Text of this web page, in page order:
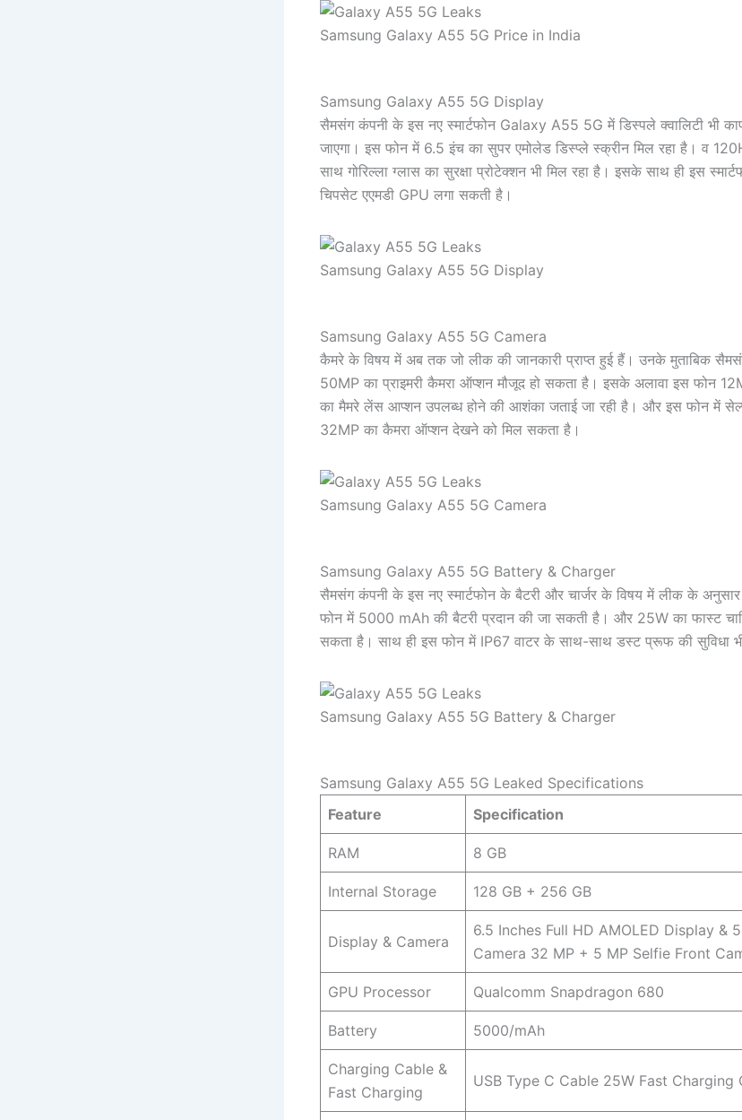
Samsung Galaxy A55 5G Price in India
Samsung Galaxy A55 5G Display
सैमसंग कंपनी के इस नए स्मार्टफोन Galaxy A55 5G में डिस्पले क्वालिटी भी
जाएगा। इस फोन में 6.5 इंच का सुपर एमोलेड डिस्प्ले स्क्रीन मिल रहा है। व
साथ गोरिल्ला ग्लास का सुरक्षा प्रोटेक्शन भी मिल रहा है। इसके साथ ही इस
चिपसेट एएमडी GPU लगा सकती है।
Samsung Galaxy A55 5G Display
Samsung Galaxy A55 5G Camera
कैमरे के विषय में अब तक जो लीक की जानकारी प्राप्त हुई हैं। उनके मुताबिक
50MP का प्राइमरी कैमरा ऑप्शन मौजूद हो सकता है। इसके अलावा इस फोन
का मैमरे लेंस आप्शन उपलब्ध होने की आशंका जताई जा रही है। और इस फोन में
32MP का कैमरा ऑप्शन देखने को मिल सकता है।
Samsung Galaxy A55 5G Camera
Samsung Galaxy A55 5G Battery & Charger
सैमसंग कंपनी के इस नए स्मार्टफोन के बैटरी और चार्जर के विषय में लीक के
फोन में 5000 mAh की बैटरी प्रदान की जा सकती है। और 25W का फास्ट
सकता है। साथ ही इस फोन में IP67 वाटर के साथ-साथ डस्ट प्रूफ की सुविधा
Samsung Galaxy A55 5G Battery & Charger
Samsung Galaxy A55 5G Leaked Specifications
Feature
Specification
RAM 8 GB
Internal Storage 128 GB + 256 GB
Display & Camera
6.5 Inches Full HD AMOLED Display &
Camera 32 MP + 5 MP Selfie Front
GPU Processor Qualcomm Snapdragon 680
Battery 5000/mAh
Charging Cable &
Fast Charging
USB Type C Cable 25W Fast Charging